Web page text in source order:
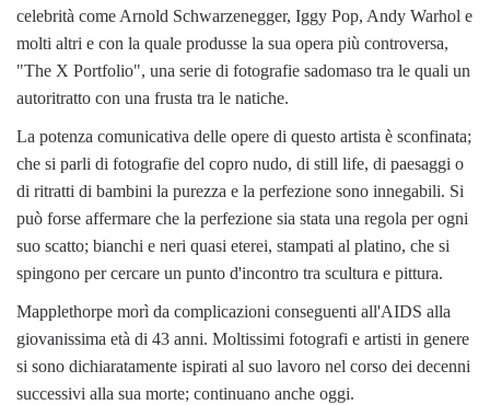
celebrità come Arnold Schwarzenegger, Iggy Pop, Andy Warhol e
molti altri e con la quale produsse la sua opera più controversa,
"The X Portfolio", una serie di fotografie sadomaso tra le quali un
autoritratto con una frusta tra le natiche.
La potenza comunicativa delle opere di questo artista è sconfinata;
che si parli di fotografie del copro nudo, di still life, di paesaggi o
di ritratti di bambini la purezza e la perfezione sono innegabili. Si
può forse affermare che la perfezione sia stata una regola per ogni
suo scatto; bianchi e neri quasi eterei, stampati al platino, che si
spingono per cercare un punto d'incontro tra scultura e pittura.
Mapplethorpe morì da complicazioni conseguenti all'AIDS alla
giovanissima età di 43 anni. Moltissimi fotografi e artisti in genere
si sono dichiaratamente ispirati al suo lavoro nel corso dei decenni
successivi alla sua morte; continuano anche oggi.